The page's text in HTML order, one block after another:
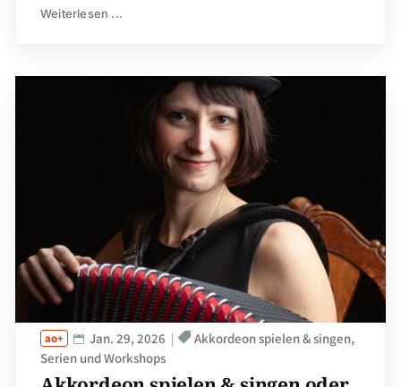
Weiterlesen ...
Jan. 29, 2026
Akkordeon spielen & singen
Serien und Workshops